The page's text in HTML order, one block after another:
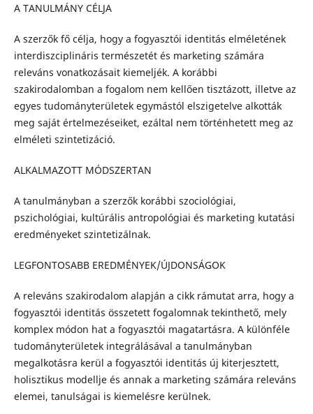
A TANULMÁNY CÉLJA
A szerzők fő célja, hogy a fogyasztói identitás elméletének
interdiszciplináris természetét és marketing számára
releváns vonatkozásait kiemeljék. A korábbi
szakirodalomban a fogalom nem kellően tisztá­zott, illetve az
egyes tudományterületek egymástól elszigetelve alkották
meg saját értelmezéseiket, ezáltal nem történhetett meg az
elméleti szintetizáció.
ALKALMAZOTT MÓDSZERTAN
A tanulmányban a szerzők korábbi szociológiai,
pszichológiai, kultúrális antropológiai és marketing kutatási
eredményeket szintetizálnak.
LEGFONTOSABB EREDMÉNYEK/ÚJDONSÁGOK
A releváns szakirodalom alapján a cikk rámutat arra, hogy a
fogyasztói identitás összetett fogalomnak tekinthető, mely
komplex módon hat a fogyasztói magatartásra. A különféle
tudományterületek integrálásával a tanulmányban
megalkotásra kerül a fogyasztói identitás új kiterjesztett,
holisztikus modellje és annak a marketing számára releváns
elemei, tanulságai is kiemelésre kerülnek.